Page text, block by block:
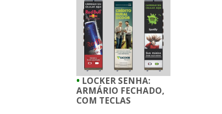
• LOCKER SENHA:
ARMÁRIO FECHADO,
COM TECLAS